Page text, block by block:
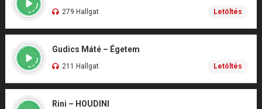
279 Hallgat Letöltés
Gudics Máté – Égetem
211 Hallgat Letöltés
Rini – HOUDINI